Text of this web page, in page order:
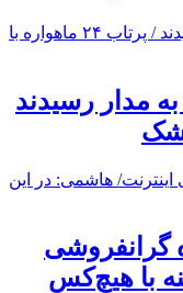
مدار رسیدند
گرانفروشی
با هیچ‌کس